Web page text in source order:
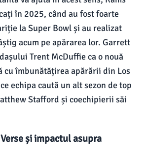
în 2025, când au fost foarte
la Super Bowl și au realizat
acum pe apărarea lor. Garrett
Trent McDuffie ca o nouă
cu îmbunătățirea apărării din Los
echipa caută un alt sezon de top
Stafford și coechipierii săi
și impactul asupra